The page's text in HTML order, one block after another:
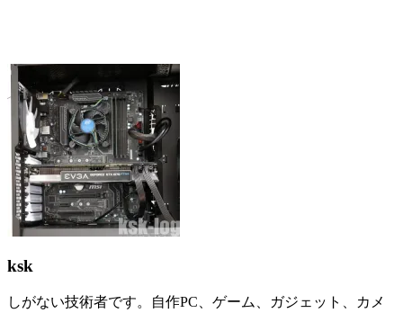
ksk
しがない技術者です。自作PC、ゲーム、ガジェット、カメ